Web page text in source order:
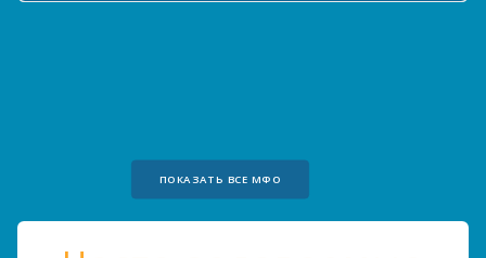
ПОКАЗАТЬ ВСЕ МФО